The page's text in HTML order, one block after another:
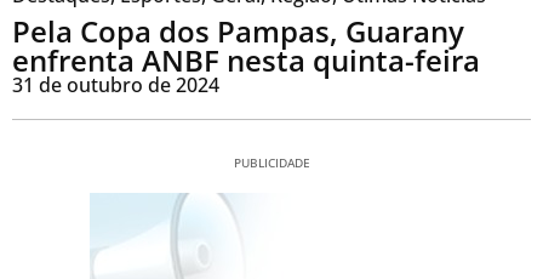
Pela Copa dos Pampas, Guarany
enfrenta ANBF nesta quinta-feira
31 de outubro de 2024
PUBLICIDADE